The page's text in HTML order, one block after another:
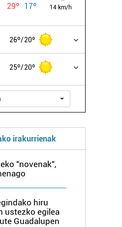
29º 17º 14 km/h
26º 20º
25º 20º
irakurrienak
"novenak",
hiru
ustezko egilea
Guadalupen